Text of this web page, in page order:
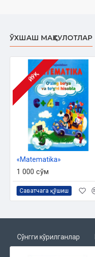
ЎХШАШ МАҲСУЛОТЛАР
ЙЎҚ
«Matematika»
1 000 сўм
Саватчага қўшиш
Сўнгги кўрилганлар